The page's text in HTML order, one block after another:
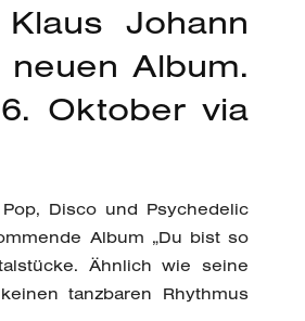
Johann
Album.
Oktober via
Disco und Psychedelic
Album „Du bist so
Ähnlich wie seine
tanzbaren Rhythmus